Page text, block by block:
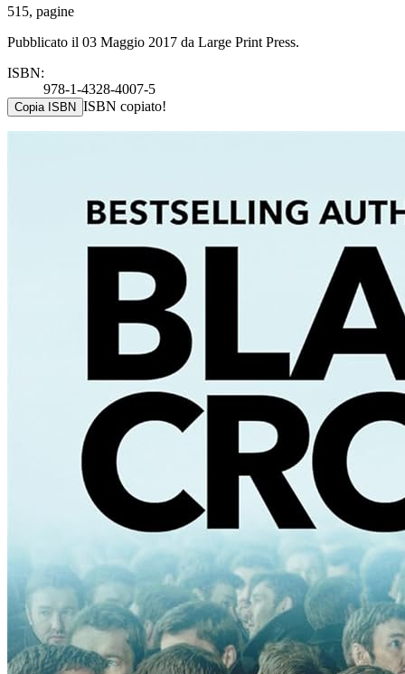
515, pagine
Pubblicato il 03 Maggio 2017 da Large Print Press.
ISBN:
978-1-4328-4007-5
Copia ISBN ISBN copiato!